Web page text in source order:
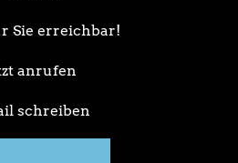
Sie erreichbar!
anrufen
schreiben